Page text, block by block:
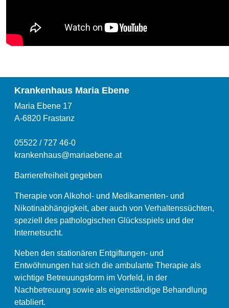
Krankenhaus Maria Ebene
Maria Ebene 17
A-6820 Frastanz
05522 / 727 46-0
krankenhaus@mariaebene.at
Barrierefreiheit gegeben
Therapie von Alkohol- und Medikamenten- und
Nikotinabhängigkeit, aber auch von Verhaltenssüchten,
speziell des pathologischen Glücksspiels und der
Internetsucht.
Neben den stationären Entgiftungen- und
Entwöhnungen hat sich die ambulante Therapie als
wichtige Betreuungsform im Vorfeld, in der
Nachbetreuung sowie als eigenständige Behandlung
etabliert.